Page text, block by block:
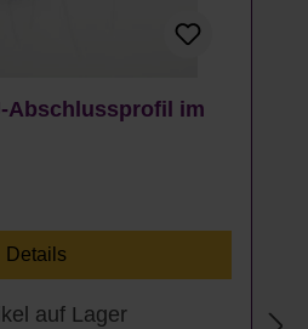
Abschlussprofil im
Details
auf Lager